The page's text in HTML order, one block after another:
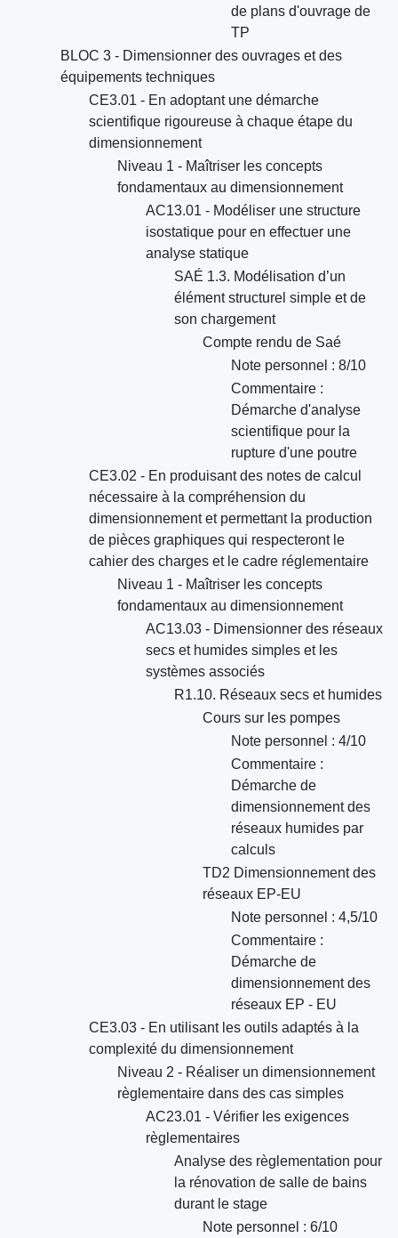
de plans d'ouvrage de
TP
BLOC 3 - Dimensionner des ouvrages et des
équipements techniques
CE3.01 - En adoptant une démarche
scientifique rigoureuse à chaque étape du
dimensionnement
Niveau 1 - Maîtriser les concepts
fondamentaux au dimensionnement
AC13.01 - Modéliser une structure
isostatique pour en effectuer une
analyse statique
SAÉ 1.3. Modélisation d’un
élément structurel simple et de
son chargement
Compte rendu de Saé
Note personnel : 8/10
Commentaire :
Démarche d'analyse
scientifique pour la
rupture d'une poutre
CE3.02 - En produisant des notes de calcul
nécessaire à la compréhension du
dimensionnement et permettant la production
de pièces graphiques qui respecteront le
cahier des charges et le cadre réglementaire
Niveau 1 - Maîtriser les concepts
fondamentaux au dimensionnement
AC13.03 - Dimensionner des réseaux
secs et humides simples et les
systèmes associés
R1.10. Réseaux secs et humides
Cours sur les pompes
Note personnel : 4/10
Commentaire :
Démarche de
dimensionnement des
réseaux humides par
calculs
TD2 Dimensionnement des
réseaux EP-EU
Note personnel : 4,5/10
Commentaire :
Démarche de
dimensionnement des
réseaux EP - EU
CE3.03 - En utilisant les outils adaptés à la
complexité du dimensionnement
Niveau 2 - Réaliser un dimensionnement
règlementaire dans des cas simples
AC23.01 - Vérifier les exigences
règlementaires
Analyse des règlementation pour
la rénovation de salle de bains
durant le stage
Note personnel : 6/10